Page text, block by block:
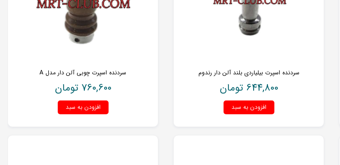
سردنده اسپرت بیلیاردی بلند آلن دار رندوم
644,800 تومان
افزودن به سبد
سردنده اسپرت چوبی آلن دار مدل A
760,600 تومان
افزودن به سبد